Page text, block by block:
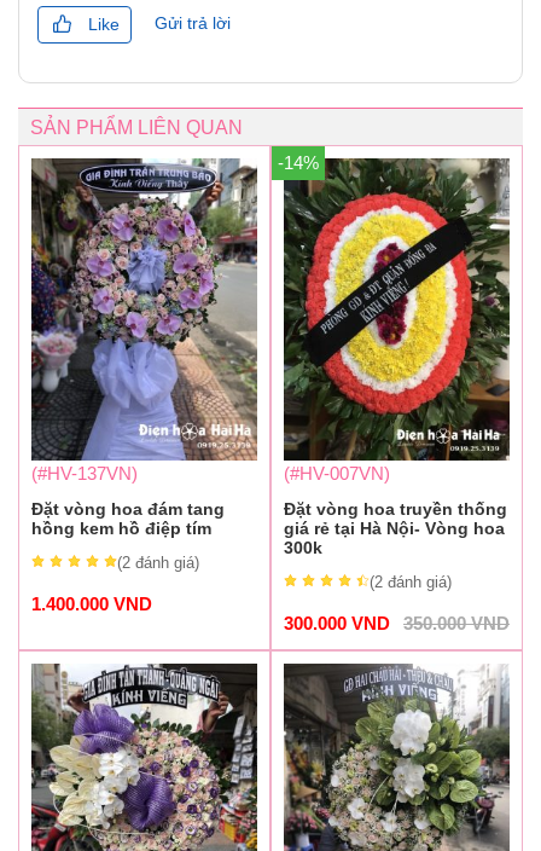
Like Gửi trả lời
SẢN PHẨM LIÊN QUAN
(#HV-137VN)
Đặt vòng hoa đám tang
hồng kem hồ điệp tím
(2 đánh giá)
1.400.000 VND
-14%
(#HV-007VN)
Đặt vòng hoa truyền thống
giá rẻ tại Hà Nội- Vòng hoa
300k
(2 đánh giá)
350.000VND
300.000 VND